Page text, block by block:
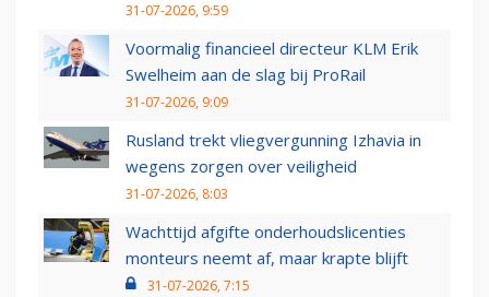
31-07-2026, 9:59
Voormalig financieel directeur KLM Erik
Swelheim aan de slag bij ProRail
31-07-2026, 9:09
Rusland trekt vliegvergunning Izhavia in
wegens zorgen over veiligheid
31-07-2026, 8:03
Wachttijd afgifte onderhoudslicenties
monteurs neemt af, maar krapte blijft
31-07-2026, 7:15